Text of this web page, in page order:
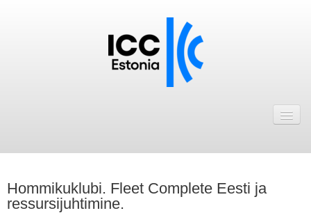
ICC Eesti liikmebaas
Hommikuklubi. Fleet Complete Eesti ja
ressursijuhtimine.